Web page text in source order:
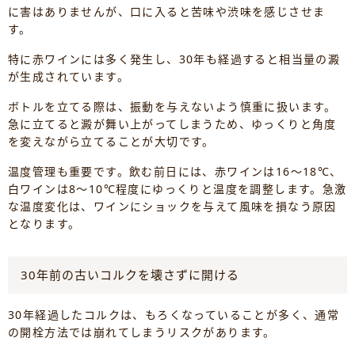
に害はありませんが、口に入ると苦味や渋味を感じさせま
す。
特に赤ワインには多く発生し、30年も経過すると相当量の澱
が生成されています。
ボトルを立てる際は、振動を与えないよう慎重に扱います。
急に立てると澱が舞い上がってしまうため、ゆっくりと角度
を変えながら立てることが大切です。
温度管理も重要です。飲む前日には、赤ワインは16～18℃、
白ワインは8～10℃程度にゆっくりと温度を調整します。急激
な温度変化は、ワインにショックを与えて風味を損なう原因
となります。
30年前の古いコルクを壊さずに開ける
30年経過したコルクは、もろくなっていることが多く、通常
の開栓方法では崩れてしまうリスクがあります。